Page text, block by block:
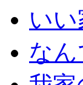
い
な